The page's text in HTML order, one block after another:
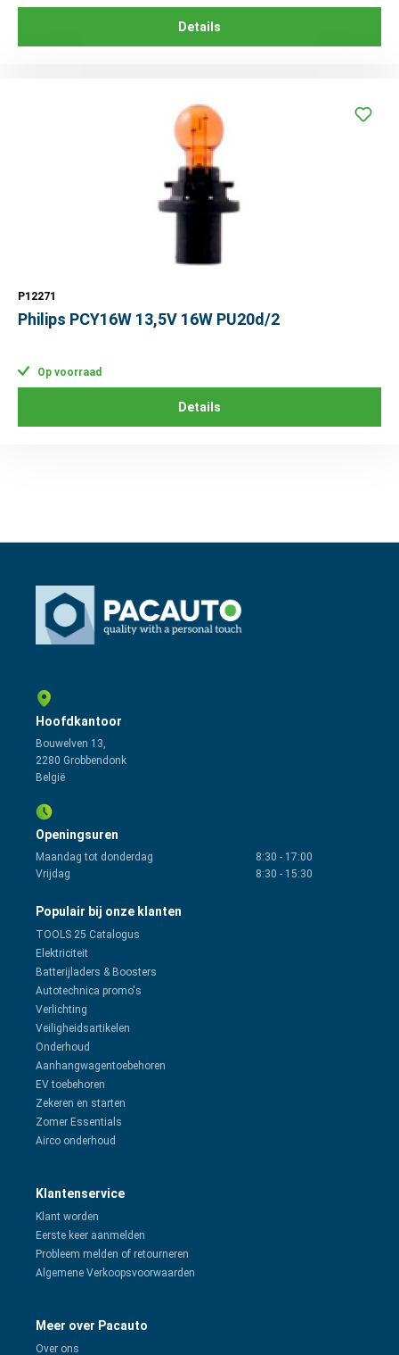
Details
P12271
Philips PCY16W 13,5V 16W PU20d/2
Op voorraad
Details
Hoofdkantoor
Bouwelven 13,
2280 Grobbendonk
België
Openingsuren
Maandag tot donderdag 8:30 - 17:00
Vrijdag
8:30 - 15:30
Populair bij onze klanten
TOOLS 25 Catalogus
Elektriciteit
Batterijladers & Boosters
Autotechnica promo's
Verlichting
Veiligheidsartikelen
Onderhoud
Aanhangwagentoebehoren
EV toebehoren
Zekeren en starten
Zomer Essentials
Airco onderhoud
Klantenservice
Klant worden
Eerste keer aanmelden
Probleem melden of retourneren
Algemene Verkoopsvoorwaarden
Meer over Pacauto
Over ons